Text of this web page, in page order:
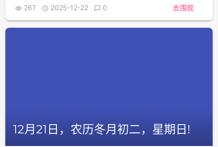
 267  2025-12-22  0 去围观
12月21日，农历冬月初二，星期日!